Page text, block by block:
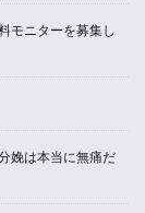
モニターを募集し
娩は本当に無痛だ